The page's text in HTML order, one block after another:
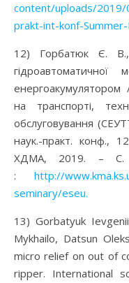
content/uploads/2019/
prakt-int-konf-
12) Горбатюк Є.
енергоакумулятором
на транспорті,
обслуговування
наук.-практ. конф.,
ХДМА, 2019. – С.
: http://
seminary/eseu.
13) Gorbatyuk
Mykhailo, Datsun
micro relief on out of
ripper. International